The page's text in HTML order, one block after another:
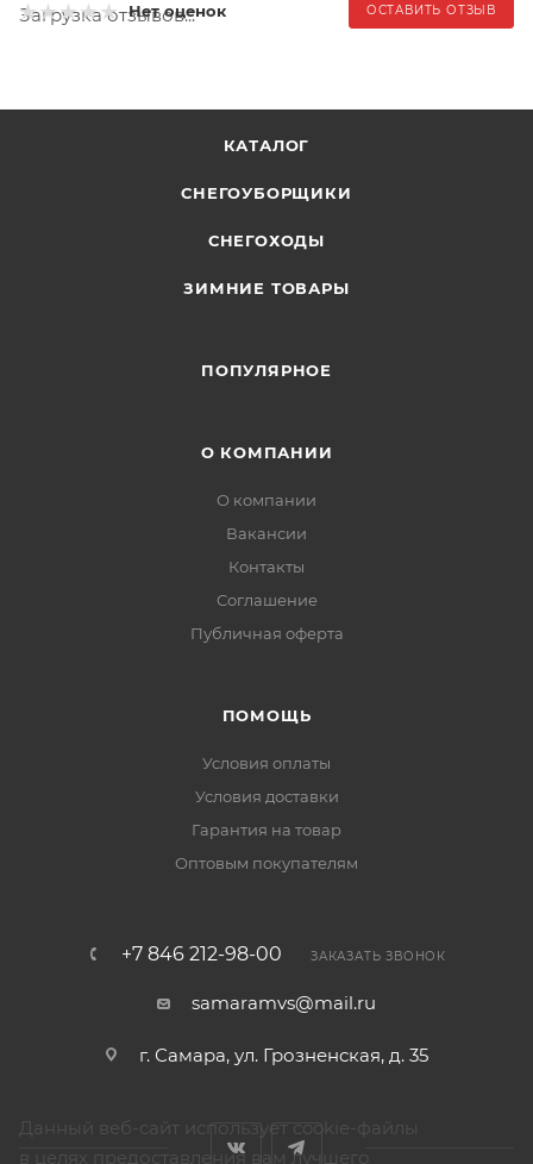
Нет оценок ОСТАВИТЬ ОТЗЫВ
Загрузка отзывов...
КАТАЛОГ
СНЕГОУБОРЩИКИ
СНЕГОХОДЫ
ЗИМНИЕ ТОВАРЫ
ПОПУЛЯРНОЕ
О КОМПАНИИ
О компании
Вакансии
Контакты
Соглашение
Публичная оферта
ПОМОЩЬ
Условия оплаты
Условия доставки
Гарантия на товар
Оптовым покупателям
+7 846 212-98-00 ЗАКАЗАТЬ ЗВОНОК
samaramvs@mail.ru
г. Самара, ул. Грозненская, д. 35
Данный веб-сайт использует cookie-файлы
в целях предоставления вам лучшего